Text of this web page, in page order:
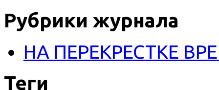
Рубрики журнала
НА ПЕРЕКРЕСТКЕ
Теги